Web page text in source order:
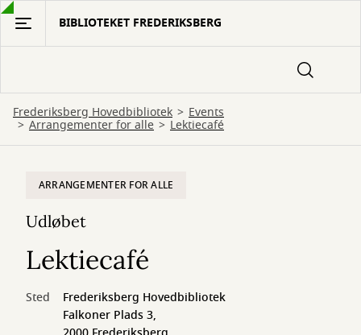
Gå
hovedindhold
BIBLIOTEKET FREDERIKSBERG
Frederiksberg Hovedbibliotek Events
Arrangementer for alle Lektiecafé
ARRANGEMENTER FOR ALLE
Udløbet
Lektiecafé
Sted
Frederiksberg Hovedbibliotek
Falkoner Plads 3,